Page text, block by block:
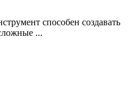
способен создавать
...